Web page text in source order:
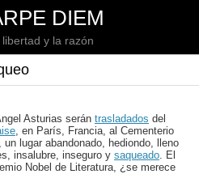
DIEM
y la razón
Asturias serán trasladados del
, en París, Francia, al Cementerio
lugar abandonado, hediondo, lleno
insalubre, inseguro y saqueado. El
Nobel de Literatura, ¿se merece